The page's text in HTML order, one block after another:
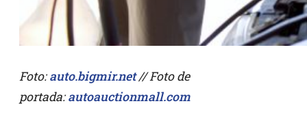
Foto:auto.bigmir.net// Foto de
portada:autoauctionmall.com